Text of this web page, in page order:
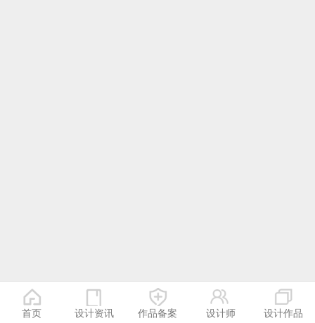
首页 设计资讯 作品备案 设计师 设计作品